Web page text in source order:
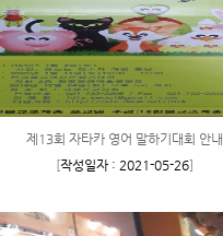
제13회 자타카 영어 말하기대회 안내
[작성일자 : 2021-05-26]